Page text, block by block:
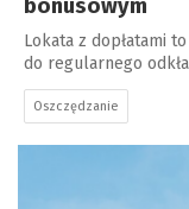
bonusowym
Lokata z dopłatami
do regularnego
Oszczędzanie
a